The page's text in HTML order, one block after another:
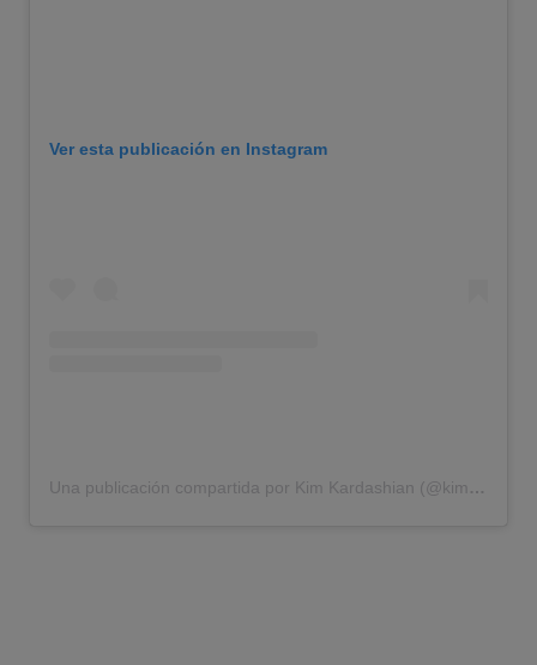
Ver esta publicación en Instagram
Una publicación compartida por Kim Kardashian (@kimkardashian)